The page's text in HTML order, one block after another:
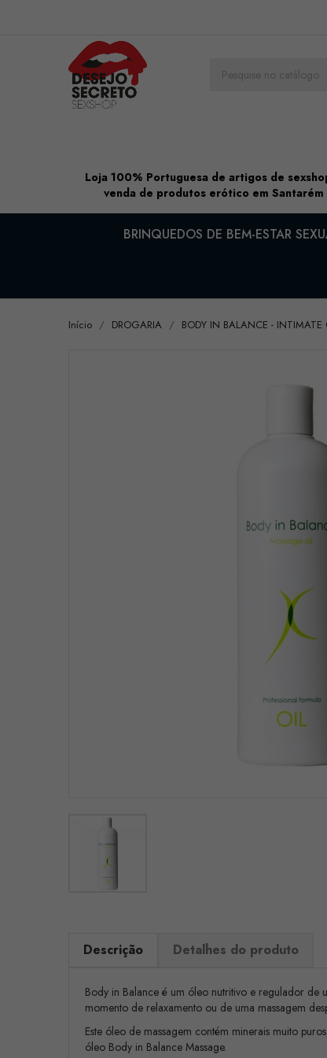
Loja 100% Portuguesa de artigos de
venda de produtos erótico em Santarém
BRINQUEDOS DE BEM-ESTAR
Início DROGARIA BODY IN BALANCE -
Descrição Detalhes do produto
Body in Balance é um óleo nutritivo e regulador de
momento de relaxamento ou de uma massagem
Este óleo de massagem contém minerais muito
óleo Body in Balance Massage.